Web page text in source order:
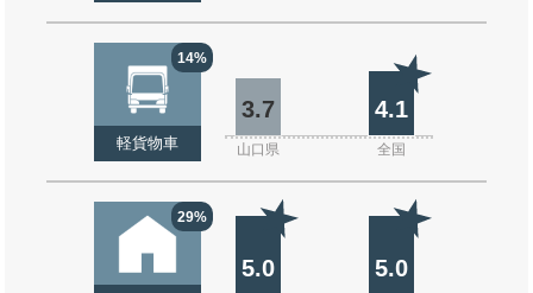
14%
軽貨物車
3.7 4.1
山口県 全国
29%
5.0 5.0